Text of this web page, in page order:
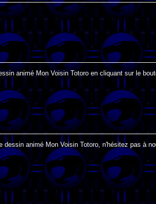
animé Mon Voisin Totoro en cliquant sur le
animé Mon Voisin Totoro, n'hésitez pas à